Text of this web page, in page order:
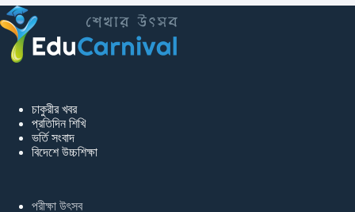
চাকুরীর খবর
প্রতিদিন শিখি
ভর্তি সংবাদ
বিদেশে উচ্চশিক্ষা
পরীক্ষা উৎসব